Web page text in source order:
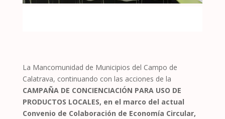
La Mancomunidad de Municipios del Campo de
Calatrava, continuando con las acciones de la
CAMPAÑA DE CONCIENCIACIÓN PARA USO DE
PRODUCTOS LOCALES, en el marco del actual
Convenio de Colaboración de Economía Circular,